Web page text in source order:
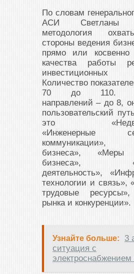
По словам
АСИ Светланы
методология
стороны ведения
прямо или косвенно
качества работы
Количество
70 до 110.
направлений – до 8,
пользовательский
это
бизнеса», «Меры
бизнеса»,
деятельность»,
технологии и связь»,
трудовые
рынка и конкуренции».
Узнайте больше:
3
ситуация с